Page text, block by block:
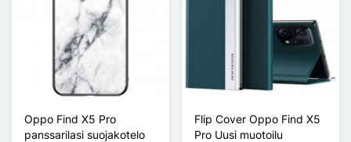
Oppo Find X5 Pro
panssarilasi suojakotelo
Flip Cover Oppo Find X5
Pro Uusi muotoilu